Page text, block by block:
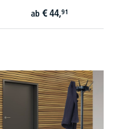
ab € 44,91